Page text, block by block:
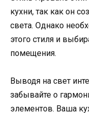
кухни, так как он
света. Однако
этого стиля и
помещения.
Выводя на свет
забывайте о
элементов. Ваша